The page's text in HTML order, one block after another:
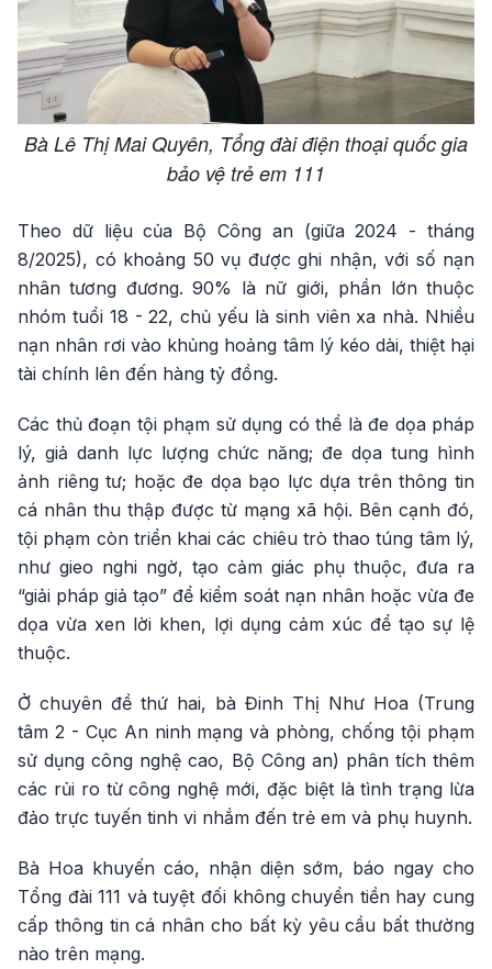
Bà Lê Thị Mai Quyên, Tổng đài điện thoại quốc gia
bảo vệ trẻ em 111
Theo dữ liệu của Bộ Công an (giữa 2024 - tháng
8/2025), có khoảng 50 vụ được ghi nhận, với số nạn
nhân tương đương. 90% là nữ giới, phần lớn thuộc
nhóm tuổi 18 - 22, chủ yếu là sinh viên xa nhà. Nhiều
nạn nhân rơi vào khủng hoảng tâm lý kéo dài, thiệt hại
tài chính lên đến hàng tỷ đồng.
Các thủ đoạn tội phạm sử dụng có thể là đe dọa pháp
lý, giả danh lực lượng chức năng; đe dọa tung hình
ảnh riêng tư; hoặc đe dọa bạo lực dựa trên thông tin
cá nhân thu thập được từ mạng xã hội. Bên cạnh đó,
tội phạm còn triển khai các chiêu trò thao túng tâm lý,
như gieo nghi ngờ, tạo cảm giác phụ thuộc, đưa ra
“giải pháp giả tạo” để kiểm soát nạn nhân hoặc vừa đe
dọa vừa xen lời khen, lợi dụng cảm xúc để tạo sự lệ
thuộc.
Ở chuyên đề thứ hai, bà Đinh Thị Như Hoa (Trung
tâm 2 - Cục An ninh mạng và phòng, chống tội phạm
sử dụng công nghệ cao, Bộ Công an) phân tích thêm
các rủi ro từ công nghệ mới, đặc biệt là tình trạng lừa
đảo trực tuyến tinh vi nhắm đến trẻ em và phụ huynh.
Bà Hoa khuyến cáo, nhận diện sớm, báo ngay cho
Tổng đài 111 và tuyệt đối không chuyển tiền hay cung
cấp thông tin cá nhân cho bất kỳ yêu cầu bất thường
nào trên mạng.